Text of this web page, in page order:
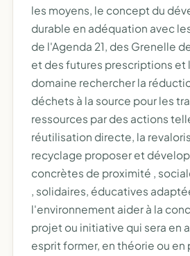
les moyens, le concept du
durable en adéquation avec
de l'Agenda 21, des Grenelle
et des futures prescriptions et
domaine rechercher la
déchets à la source pour les
ressources par des actions
réutilisation directe, la
recyclage proposer et
concrètes de proximité ,
, solidaires, éducatives
l'environnement aider à la
projet ou initiative qui sera en
esprit former, en théorie ou